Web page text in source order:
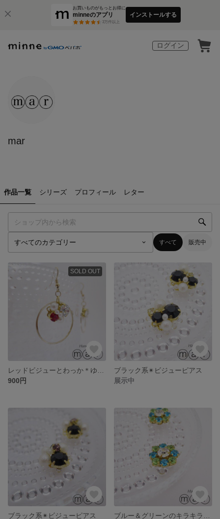
お買いものがもっとお得に
minneのアプリ
3万件以上
インストールする
ログイン
mar
作品一覧 シリーズ プロフィール レター
すべて 販売中
SOLD OUT
900円
ブラック系✴︎ビジューピアス
展示中
ブラック系✴︎ビジューピアス